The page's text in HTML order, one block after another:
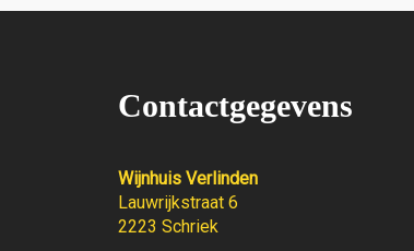
Contactgegevens
Wijnhuis Verlinden
Lauwrijkstraat 6
2223 Schriek